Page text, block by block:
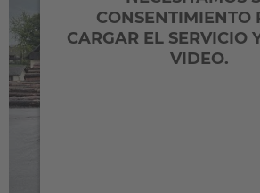
CONSENTIMIENTO
CARGAR EL SERVICIO
VIDEO.
Encuentre la carretilla
para su uso en
Si busca una solución adaptada a su
estaremos encantados de asesorarle